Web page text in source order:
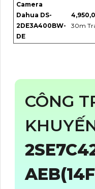
Camera
Dahua DS-
2DE3A400BW-
DE
30m
CÔNG